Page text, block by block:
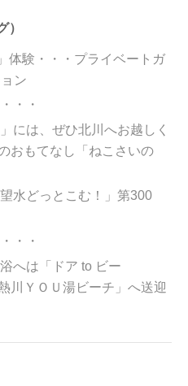
）
体験・・・プライベートガ
ン
・・
には、ぜひ北川へお越しく
おもてなし「ねこさいの
水どっとこむ！」第300
・・
へは「ドア to ビー
川ＹＯＵ湯ビーチ」へ送迎